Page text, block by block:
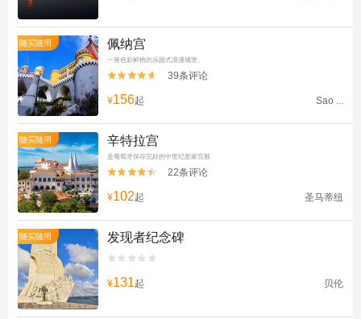
随买随用 佩纳宫
一座色彩鲜艳的乐园式浪漫城堡。

 39条评论
¥156起 Sao ...
随买随用 辛特拉宫
是葡萄牙保存完好的中世纪皇家宫殿

 22条评论
¥102起 圣马蒂纽
随买随用 发现者纪念碑


¥131起 贝伦